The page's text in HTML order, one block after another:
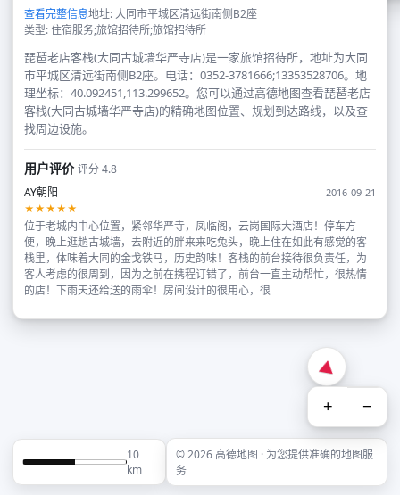
查看完整信息地址: 大同市平城区清远街南侧B2座
类型: 住宿服务;旅馆招待所;旅馆招待所
琵琶老店客栈(大同古城墙华严寺店)是一家旅馆招待所，地址为大同
市平城区清远街南侧B2座。电话：0352-3781666;13353528706。地
理坐标：40.092451,113.299652。您可以通过高德地图查看琵琶老店
客栈(大同古城墙华严寺店)的精确地图位置、规划到达路线，以及查
找周边设施。
用户评价评分 4.8
AY朝阳
2016-09-21
★★★★★
位于老城内中心位置，紧邻华严寺，凤临阁，云岗国际大酒店！停车方
便，晚上逛趟古城墙，去附近的胖来来吃兔头，晚上住在如此有感觉的客
栈里，体味着大同的金戈铁马，历史韵味！客栈的前台接待很负责任，为
客人考虑的很周到，因为之前在携程订错了，前台一直主动帮忙，很热情
的店！下雨天还给送的雨伞！房间设计的很用心，很
+ −
10
km
© 2026 高德地图 · 为您提供准确的地图服
务